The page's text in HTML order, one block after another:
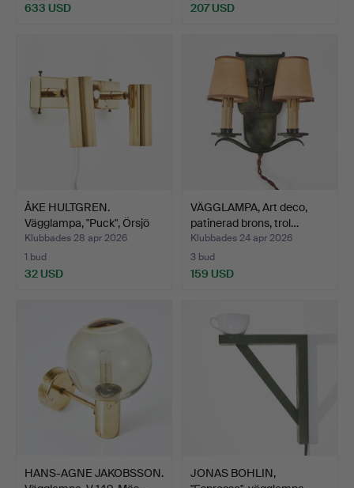
633 USD 207 USD
ÅKE HULTGREN.
Vägglampa, "Puck", Örsjö
Ind…
Klubbades 28 apr 2026
1 bud
32 USD
VÄGGLAMPA, Art deco,
patinerad brons, trol…
Klubbades 24 apr 2026
3 bud
159 USD
HANS-AGNE JAKOBSSON.
JONAS BOHLIN,